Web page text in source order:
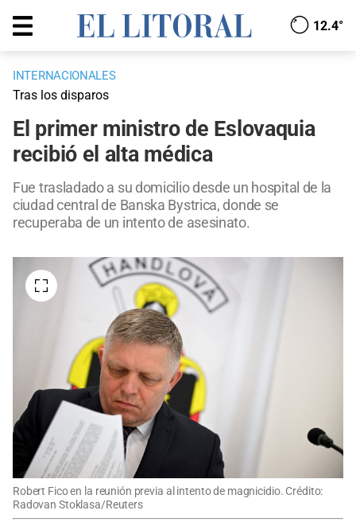
12.4°
INTERNACIONALES
Tras los disparos
El primer ministro de Eslovaquia
recibió el alta médica
Fue trasladado a su domicilio desde un hospital de la
ciudad central de Banska Bystrica, donde se
recuperaba de un intento de asesinato.
Robert Fico en la reunión previa al intento de magnicidio. Crédito:
Radovan Stoklasa/Reuters